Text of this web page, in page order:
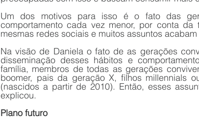
Um dos motivos para isso é o fato das
comportamento cada vez menor, por conta da
mesmas redes sociais e muitos assuntos
Na visão de Daniela o fato de as gerações
disseminação desses hábitos e
família, membros de todas as gerações
boomer, pais da geração X, filhos millennials
(nascidos a partir de 2010). Então, esses
explicou.
Plano futuro